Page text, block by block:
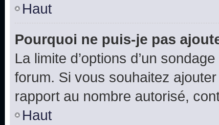
Haut
Pourquoi ne puis-je pas
La limite d’options d’un
forum. Si vous souhaitez
rapport au nombre autorisé,
Haut